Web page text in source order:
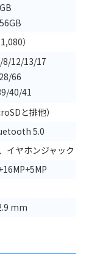
）
8/12/13/17
66
40/41
と排他）
5.0
イヤホンジャック
mm